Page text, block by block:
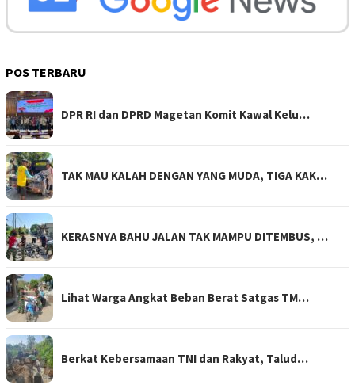
POS TERBARU
DPR RI dan DPRD Magetan Komit Kawal Kelu…
TAK MAU KALAH DENGAN YANG MUDA, TIGA KAK…
KERASNYA BAHU JALAN TAK MAMPU DITEMBUS, …
Lihat Warga Angkat Beban Berat Satgas TM…
Berkat Kebersamaan TNI dan Rakyat, Talud…